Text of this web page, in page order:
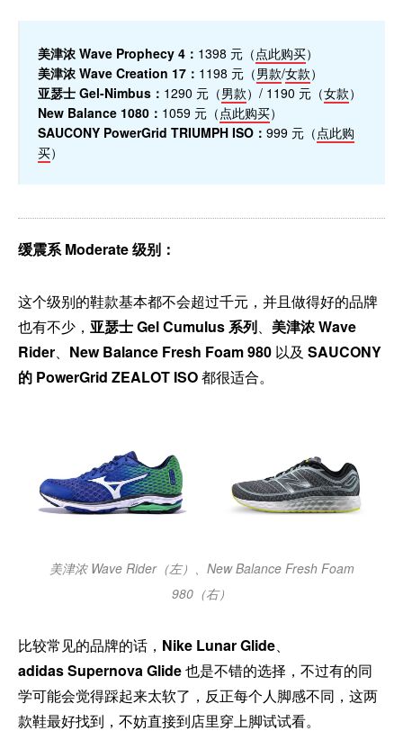
美津浓 Wave Prophecy 4： 1398 元（点此购买）
美津浓 Wave Creation 17： 1198 元（男款/女款）
亚瑟士 Gel-Nimbus： 1290 元（男款）/ 1190 元（女款）
New Balance 1080： 1059 元（点此购买）
SAUCONY PowerGrid TRIUMPH ISO： 999 元（点此购
买）
缓震系 Moderate 级别：
这个级别的鞋款基本都不会超过千元，并且做得好的品牌
也有不少， 亚瑟士 Gel Cumulus 系列、 美津浓 Wave
Rider、 New Balance Fresh Foam 980 以及 SAUCONY
的 PowerGrid ZEALOT ISO都很适合。
美津浓 Wave Rider（左）、New Balance Fresh Foam
980（右）
比较常见的品牌的话， Nike Lunar Glide、
adidas Supernova Glide也是不错的选择，不过有的同
学可能会觉得踩起来太软了，反正每个人脚感不同，这两
款鞋最好找到，不妨直接到店里穿上脚试试看。